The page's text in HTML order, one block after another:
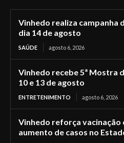
Vinhedo realiza campanha
dia 14 de agosto
SAÚDE agosto 6, 2026
Vinhedo recebe 5ª Mostra
10 e 13 de agosto
ENTRETENIMENTO agosto 6, 2026
Vinhedo reforça vacinação
aumento de casos no